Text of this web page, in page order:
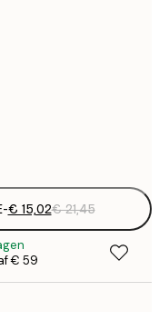
-€ 15,02€ 21,45
€ 59